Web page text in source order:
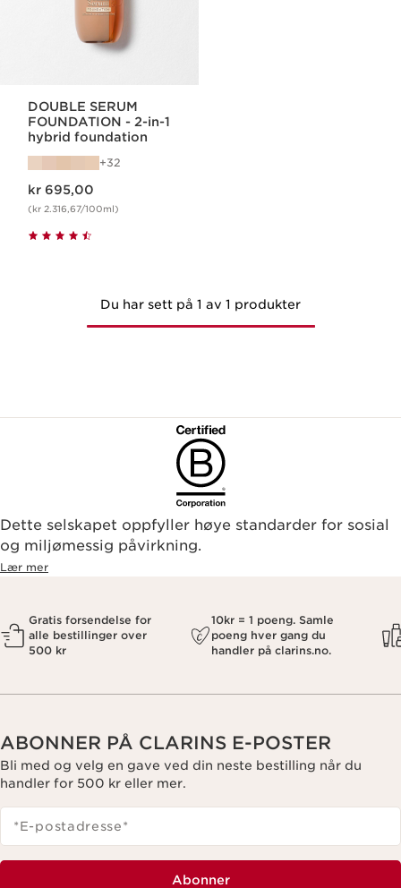
DOUBLE SERUM
FOUNDATION - 2-in-1
hybrid foundation
32
kr 695,00
(kr 2.316,67/100ml)
Du har sett på 1 av 1 produkter
Dette selskapet oppfyller høye standarder for sosial
og miljømessig påvirkning.
Lær mer
Gratis forsendelse for
alle bestillinger over
500 kr
10kr = 1 poeng. Samle
poeng hver gang du
handler på clarins.no.
ABONNER PÅ CLARINS E-POSTER
Bli med og velg en gave ved din neste bestilling når du
handler for 500 kr eller mer.
*E-postadresse*
Abonner